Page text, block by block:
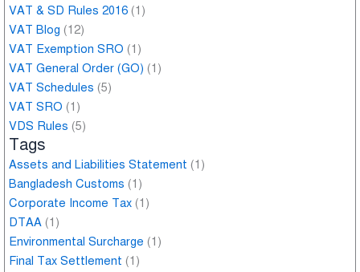
VAT & SD Rules 2016 (1)
VAT Blog (12)
VAT Exemption SRO (1)
VAT General Order (GO) (1)
VAT Schedules (5)
VAT SRO (1)
VDS Rules (5)
Tags
Assets and Liabilities Statement (1)
Bangladesh Customs (1)
Corporate Income Tax (1)
DTAA (1)
Environmental Surcharge (1)
Final Tax Settlement (1)